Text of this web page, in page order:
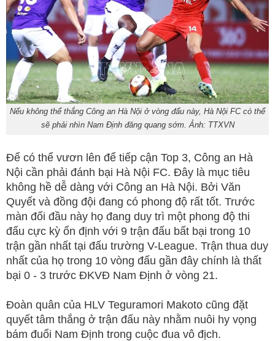
Nếu không thể thắng Công an Hà Nội ở vòng đấu này, Hà Nội FC có thể
sẽ phải nhìn Nam Định đăng quang sớm. Ảnh: TTXVN
Để có thể vươn lên để tiếp cận Top 3, Công an Hà
Nội cần phải đánh bại Hà Nội FC. Đây là mục tiêu
không hề dễ dàng với Công an Hà Nội. Bởi Văn
Quyết và đồng đội đang có phong độ rất tốt. Trước
màn đối đầu này họ đang duy trì một phong độ thi
đấu cực kỳ ổn định với 9 trận đấu bất bại trong 10
trận gần nhất tại đấu trường V-League. Trận thua duy
nhất của họ trong 10 vòng đấu gần đây chính là thất
bại 0 - 3 trước ĐKVĐ Nam Định ở vòng 21.
Đoàn quân của HLV Teguramori Makoto cũng đặt
quyết tâm thắng ở trận đấu này nhằm nuôi hy vọng
bám đuổi Nam Định trong cuộc đua vô địch.